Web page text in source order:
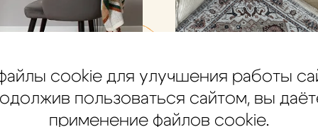
акустический
в помещении,
эхо и гулкость
Не требуют
средств для чистки,
достаточно
cookie для улучшения работы
пользоваться сайтом, вы
применение файлов cookie.